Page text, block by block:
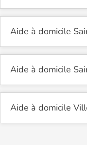
Aide à domicile
Aide à domicile
Aide à domicile